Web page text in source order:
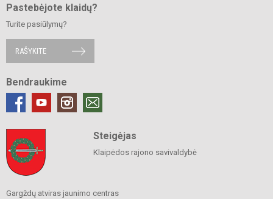
Pastebėjote klaidų?
Turite pasiūlymų?
RAŠYKITE
Bendraukime
Steigėjas
Klaipėdos rajono savivaldybė
Gargždų atviras jaunimo centras